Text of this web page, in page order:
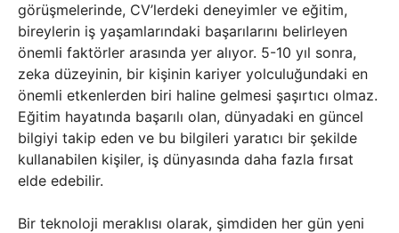
görüşmelerinde, CV’lerdeki deneyimler ve eğitim,
bireylerin iş yaşamlarındaki başarılarını belirleyen
önemli faktörler arasında yer alıyor. 5-10 yıl sonra,
zeka düzeyinin, bir kişinin kariyer yolculuğundaki en
önemli etkenlerden biri haline gelmesi şaşırtıcı olmaz.
Eğitim hayatında başarılı olan, dünyadaki en güncel
bilgiyi takip eden ve bu bilgileri yaratıcı bir şekilde
kullanabilen kişiler, iş dünyasında daha fazla fırsat
elde edebilir.
Bir teknoloji meraklısı olarak, şimdiden her gün yeni